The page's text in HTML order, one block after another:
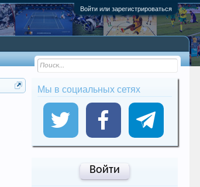
Войти или зарегистрироваться
Мы в социальных сетях
Войти